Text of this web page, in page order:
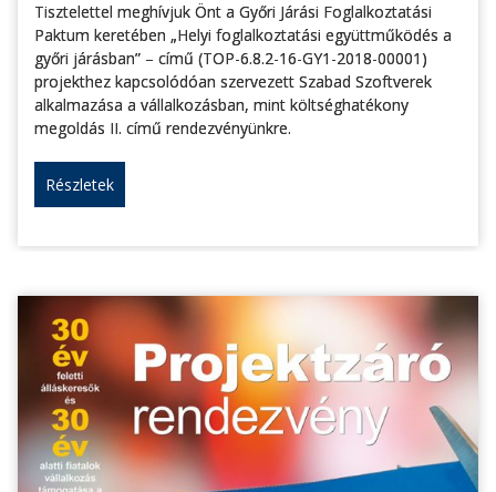
Tisztelettel meghívjuk Önt a Győri Járási Foglalkoztatási
Paktum keretében „Helyi foglalkoztatási együttműködés a
győri járásban” – című (TOP-6.8.2-16-GY1-2018-00001)
projekthez kapcsolódóan szervezett Szabad Szoftverek
alkalmazása a vállalkozásban, mint költséghatékony
megoldás II. című rendezvényünkre.
Részletek